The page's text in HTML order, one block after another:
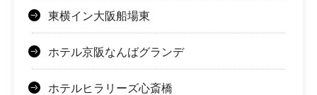
東横イン大阪船場東
ホテル京阪なんばグランデ
ホテルヒラリーズ心斎橋